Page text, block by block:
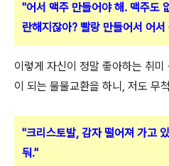
"어서 맥주 만들어야 해. 맥주도
란해지잖아? 빨랑 만들어서 어
이렇게 자신이 정말 좋아하는 취
이 되는 물물교환을 하니, 저도 무
"크리스토발, 감자 떨어져 가고
둬."